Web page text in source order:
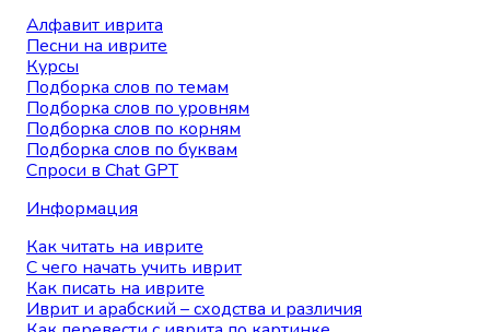
Алфавит иврита
Песни на иврите
Курсы
Подборка слов по темам
Подборка слов по уровням
Подборка слов по корням
Подборка слов по буквам
Спроси в Chat GPT
Информация
Как читать на иврите
С чего начать учить иврит
Как писать на иврите
Иврит и арабский – сходства и различия